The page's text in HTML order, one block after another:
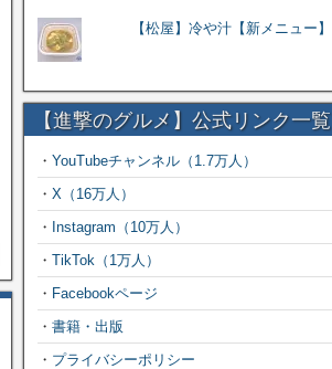
【松屋】冷や汁【新メニュー】
【進撃のグルメ】公式リンク一覧
・ YouTubeチャンネル（1.7万人）
・ X（16万人）
・ Instagram（10万人）
・ TikTok（1万人）
・ Facebookページ
・ 書籍・出版
・ プライバシーポリシー